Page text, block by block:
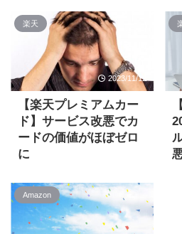
イ 32GB ブラック リンク
¥19,980→¥13,980(30%O
FF) Fire HD 10 キッズモ
デル 10インチ リンク
¥23,980&n ...
今なら、ポイントサイト
「モッピー」経由で楽天
カードを新規発行+利用
すると合計¥25,000分の
ポイントが還元されま
す！ 楽天カードをお持ち
でない方は、この機会に
発行を検討してみてはい
かがでしょうか。 ちなみ
に・・・今回の¥25,000
を超えた過去最高額とな
ります。 「¥25,000分ポ
イント還元」内容 ポイ活
するならモッピー｜ポイ
楽天
2023/11/12
【楽天プレミアムカー
ド】サービス改悪でカ
ードの価値がほぼゼロ
に
ンク上の特典を受けられ
る楽天プレミアムカー
ド。先日、その内容に関
Amazon